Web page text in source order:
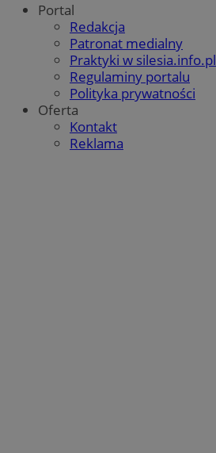
Portal
Redakcja
Patronat medialny
Praktyki w silesia.info.pl
Regulaminy portalu
Polityka prywatności
Oferta
Kontakt
Reklama